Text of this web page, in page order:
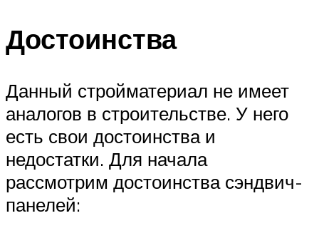
Достоинства
Данный стройматериал не имеет
аналогов в строительстве. У него
есть свои достоинства и
недостатки. Для начала
рассмотрим достоинства сэндвич-
панелей: